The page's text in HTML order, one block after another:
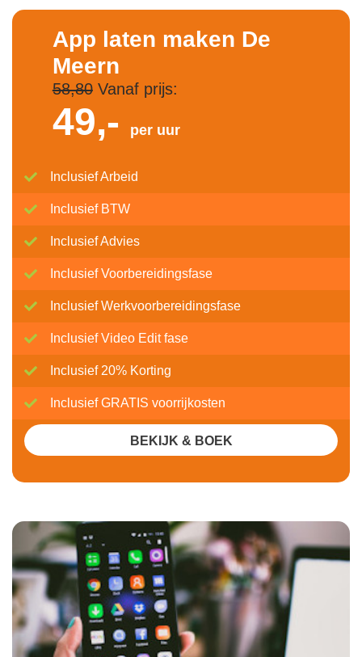
App laten maken De
Meern
58,80Vanaf prijs:
49,- per uur
Inclusief Arbeid
Inclusief BTW
Inclusief Advies
Inclusief Voorbereidingsfase
Inclusief Werkvoorbereidingsfase
Inclusief Video Edit fase
Inclusief 20% Korting
Inclusief GRATIS voorrijkosten
BEKIJK & BOEK